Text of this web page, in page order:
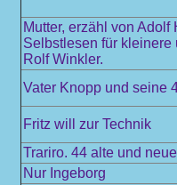
Mutter, erzähl von
Selbstlesen für
Rolf Winkler.
Vater Knopp und seine
Fritz will zur Technik
Trariro. 44 alte und
Nur Ingeborg